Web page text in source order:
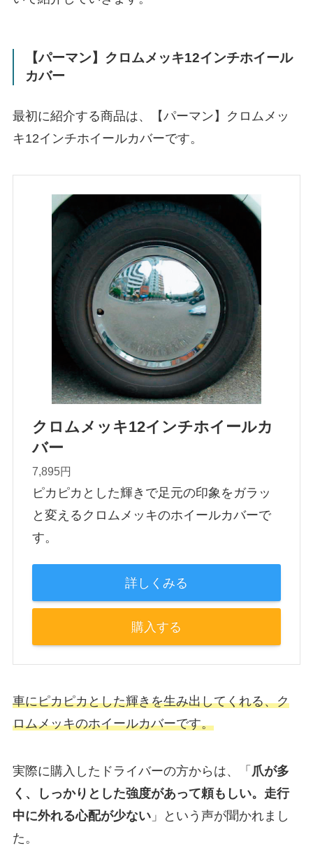
【パーマン】クロムメッキ12インチホイール
カバー
最初に紹介する商品は、【パーマン】クロムメッ
キ12インチホイールカバーです。
クロムメッキ12インチホイールカ
バー
7,895円
ピカピカとした輝きで足元の印象をガラッ
と変えるクロムメッキのホイールカバーで
す。
詳しくみる
購入する
車にピカピカとした輝きを生み出してくれる、ク
ロムメッキのホイールカバーです。
実際に購入したドライバーの方からは、「 爪が多
く、しっかりとした強度があって頼もしい。走行
中に外れる心配が少ない」という声が聞かれまし
た。